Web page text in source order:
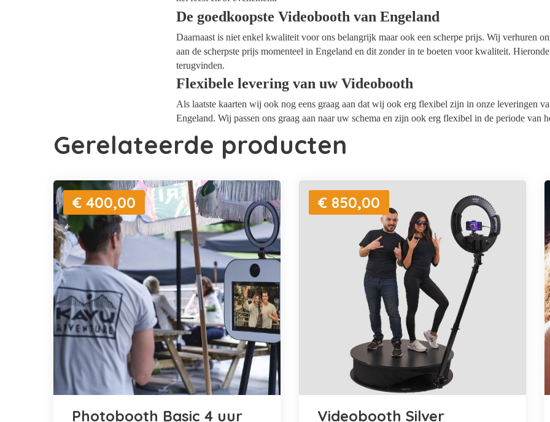
De goedkoopste Videobooth van Engeland
Daarnaast is niet enkel kwaliteit voor ons belangrijk maar ook een scherpe prijs. Wij verhuren
aan de scherpste prijs momenteel in Engeland en dit zonder in te boeten voor kwaliteit.
terugvinden.
Flexibele levering van uw Videobooth
Als laatste kaarten wij ook nog eens graag aan dat wij ook erg flexibel zijn in onze leveringen
Engeland. Wij passen ons graag aan naar uw schema en zijn ook erg flexibel in de periode van
Gerelateerde producten
€ 400,00
Photobooth Basic 4 uur
€ 850,00
Videobooth Silver